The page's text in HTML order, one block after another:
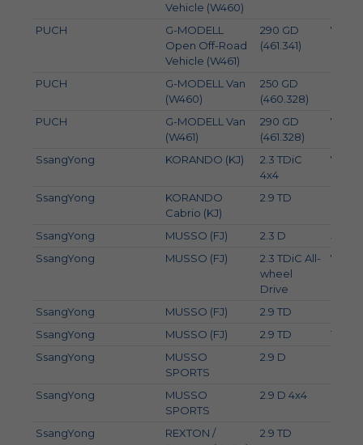
Vehicle (W460)
PUCH
G-MODELL
Open Off-Road
Vehicle (W461)
290 GD
(461.341)
70
PUCH
G-MODELL Van
(W460)
250 GD
(460.328)
PUCH
G-MODELL Van
(W461)
290 GD
(461.328)
70
SsangYong KORANDO (KJ)
2.3 TDiC
4x4
74
SsangYong
KORANDO
Cabrio (KJ)
2.9 TD
SsangYong MUSSO (FJ) 2.3 D
58
SsangYong
MUSSO (FJ)
2.3 TDiC All-
wheel
Drive
74
SsangYong MUSSO (FJ) 2.9 TD
SsangYong
MUSSO (FJ) 2.9 TD
108
SsangYong
MUSSO
SPORTS
2.9 D
SsangYong
MUSSO
SPORTS
2.9 D 4x4
SsangYong
REXTON /
2.9 TD